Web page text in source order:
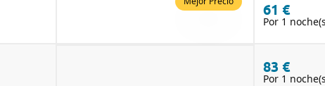
61 €
Por 1
83 €
Por 1